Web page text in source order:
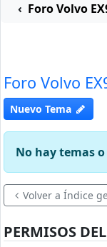
Foro Volvo
Foro Volvo
Nuevo Tema
No hay temas
Volver a Índice
PERMISOS